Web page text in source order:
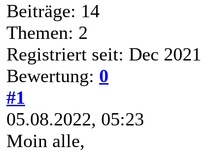
Beiträge: 14
Themen: 2
Registriert seit: Dec 2021
Bewertung: 0
#1
05.08.2022, 05:23
Moin alle,